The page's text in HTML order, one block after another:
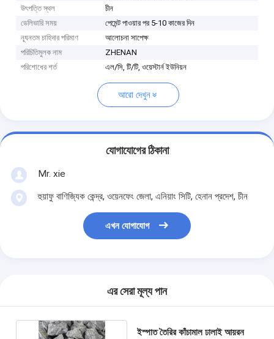
উৎপত্তি স্থল
চীন
ডেলিভারি সময়
পেমেন্ট পাওয়ার পর 5-10 কাজের দিন
ন্যূনতম চাহিদার পরিমাণ
আলোচনা সাপেক্ষ
পরিচিতিমুলক নাম
ZHENAN
পরিশোধের শর্ত
এল/সি, টি/টি, ওয়েস্টার্ন ইউনিয়ন
আরো দেখুন
যোগাযোগের ঠিকানা
Mr. xie
হুয়াফু বাণিজ্যিক কেন্দ্র, ওয়েনফেং জেলা, এনিয়াং সিটি, হেনান প্রদেশ, চীন
এখন যোগাযোগ
এর সেরা মূল্য পান
ইস্পাত তৈরির কাঁচামাল ঢালাই আয়রন